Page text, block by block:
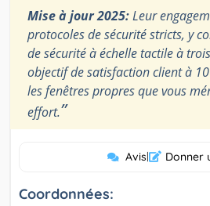
Mise à jour 2025:Leur
protocoles de sécurité stricts, y
de sécurité à échelle tactile à
objectif de satisfaction client à
les fenêtres propres que vous
effort.”
Avis| Donner
Coordonnées: